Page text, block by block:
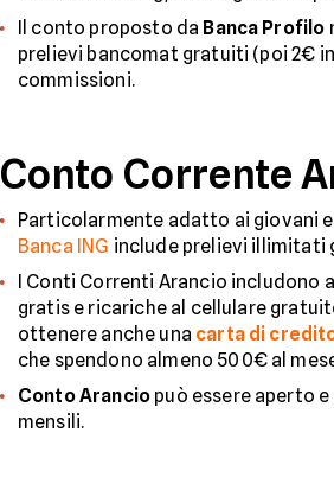
Il conto proposto da Banca Profilo
prelievi bancomat gratuiti (poi 2€
commissioni.
Conto Corrente
Particolarmente adatto ai giovani
Banca ING include prelievi illimitati
I Conti Correnti Arancio
gratis e ricariche al cellulare
ottenere anche una carta di
che spendono almeno 500€ al
Conto Arancio può essere aperto
mensili.